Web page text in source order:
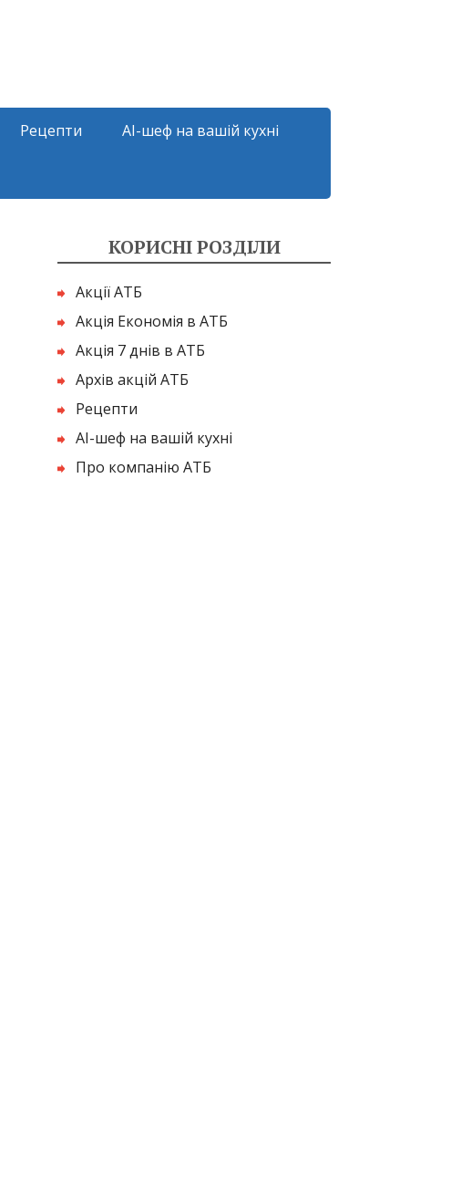
Рецепти AI-шеф на вашій кухні
КОРИСНІ РОЗДІЛИ
Акції АТБ
Акція Економія в АТБ
Акція 7 днів в АТБ
Архів акцій АТБ
Рецепти
AI-шеф на вашій кухні
Про компанію АТБ